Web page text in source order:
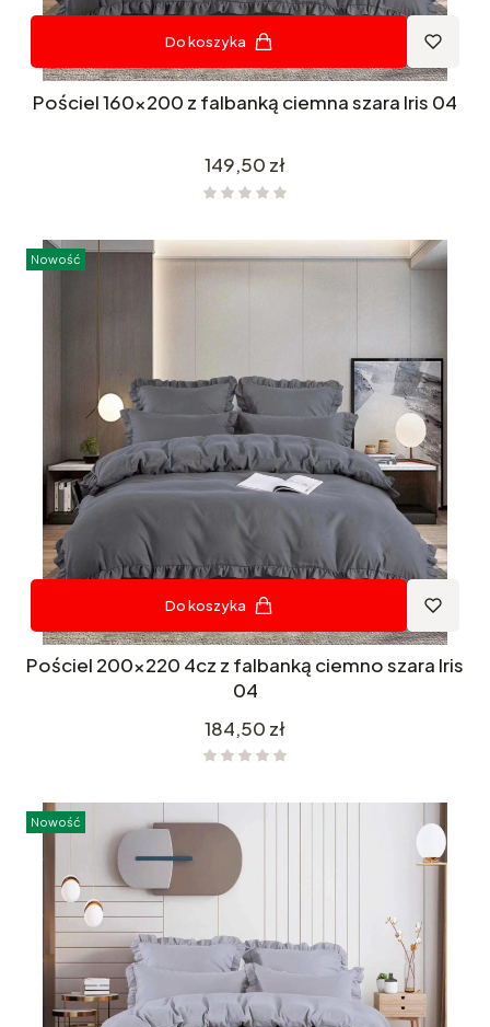
Do koszyka
Pościel 160x200 z falbanką ciemna szara Iris 04
Cena
149,50 zł
Nowość
Do koszyka
Pościel 200x220 4cz z falbanką ciemno szara Iris
04
Cena
184,50 zł
Nowość